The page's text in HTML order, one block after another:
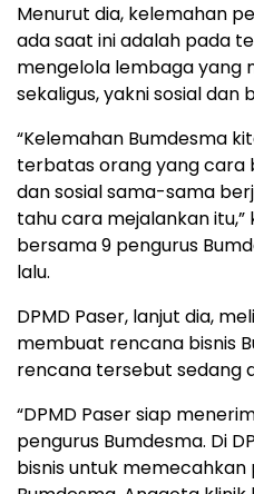
Menurut dia, kelemahan
ada saat ini adalah pada
mengelola lembaga yang
sekaligus, yakni sosial dan
“Kelemahan Bumdesma
terbatas orang yang cara
dan sosial sama-sama
tahu cara mejalankan
bersama 9 pengurus
lalu.
DPMD Paser, lanjut dia,
membuat rencana bisnis
rencana tersebut sedang
“DPMD Paser siap
pengurus Bumdesma. Di
bisnis untuk